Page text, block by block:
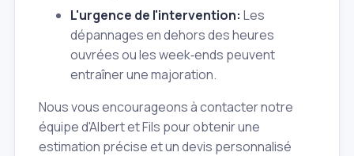
L'urgence de l'intervention: Les
dépannages en dehors des heures
ouvrées ou les week‑ends peuvent
entraîner une majoration.
Nous vous encourageons à contacter notre
équipe d'Albert et Fils pour obtenir une
estimation précise et un devis personnalisé